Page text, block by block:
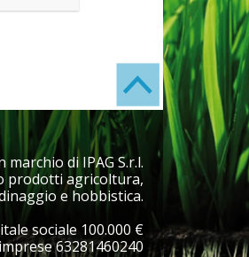
marchio di IPAG S.r.l.
prodotti agricoltura,
e hobbistica.
sociale 100.000 €
63281460240